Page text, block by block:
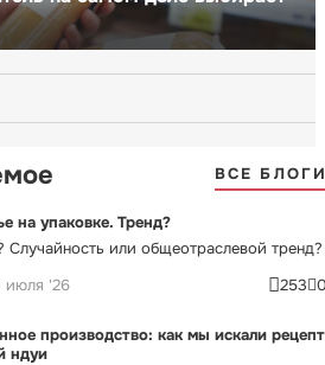
ВСЕ
на упаковке. Тренд?
или общеотраслевой тренд?
июля '26 253
производство: как мы искали рецепт
ндуи